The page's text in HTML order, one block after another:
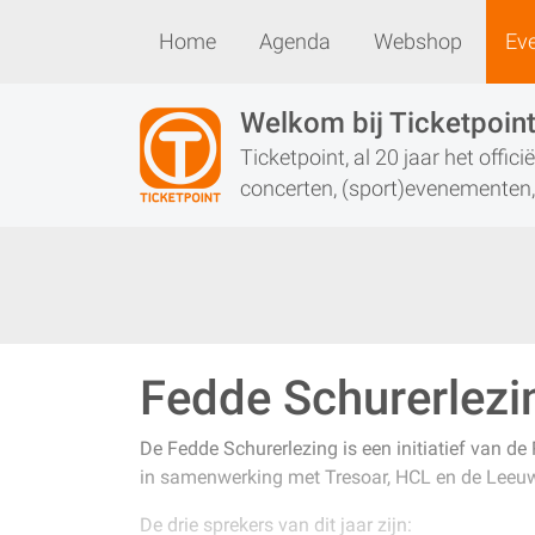
Home Agenda Webshop
Home Agenda Webshop
Welkom bij Ticketpoint
Ticketpoint, al 20 jaar het
concerten,
Fedde
De Fedde Schurerlezing is een initiatief van
in samenwerking met Tresoar, HCL en de
De drie sprekers van dit jaar zijn: